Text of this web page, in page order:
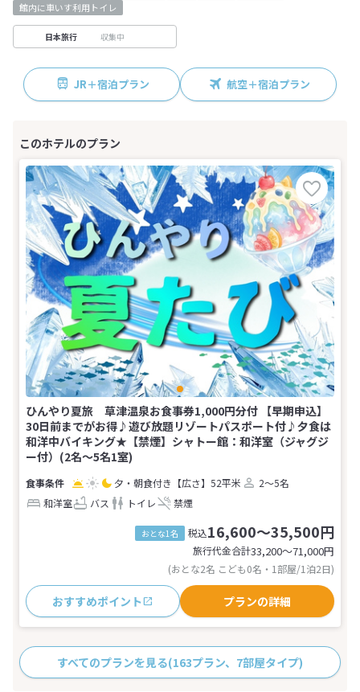
館内に車いす利用トイレ
日本旅行 収集中
JR＋宿泊プラン 航空＋宿泊プラン
ひんやり夏旅 草津温泉お食事券1,000円分付 【早期申込】
30日前までがお得♪遊び放題リゾートパスポート付♪夕食は
和洋中バイキング★【禁煙】シャトー館：和洋室（ジャグジ
ー付）(2名～5名1室)
夕・朝食付き 【広さ】52平米
2～5名
和洋室
バス トイレ 禁煙
おとな1名 税込16,600～35,500円
旅行代金合計33,200〜71,000円
(おとな2名 こども0名・1部屋/1泊2日)
おすすめポイント プランの詳細
すべてのプランを見る(163プラン、7部屋タイプ)